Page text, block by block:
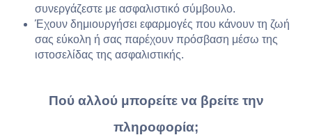
συνεργάζεστε με ασφαλιστικό σύμβουλο.
Έχουν δημιουργήσει εφαρμογές που κάνουν τη ζωή
σας εύκολη ή σας παρέχουν πρόσβαση μέσω της
ιστοσελίδας της ασφαλιστικής.
Πού αλλού μπορείτε να βρείτε την
πληροφορία;